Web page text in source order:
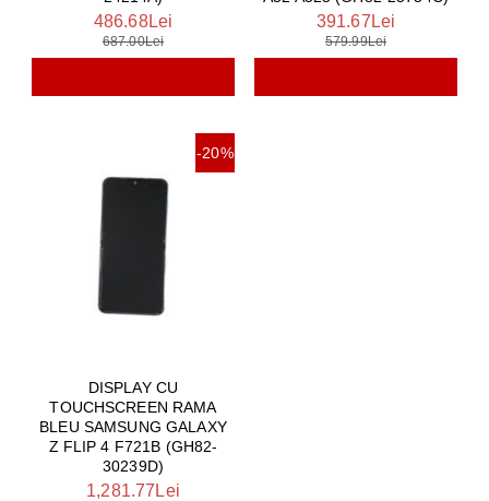
486.68Lei
687.00Lei
391.67Lei
579.99Lei
-20%
DISPLAY CU
TOUCHSCREEN RAMA
BLEU SAMSUNG GALAXY
Z FLIP 4 F721B (GH82-
30239D)
1,281.77Lei